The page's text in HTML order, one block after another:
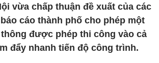
vừa chấp thuận đề xuất của các
cáo thành phố cho phép một
được phép thi công vào cả
đẩy nhanh tiến độ công trình.